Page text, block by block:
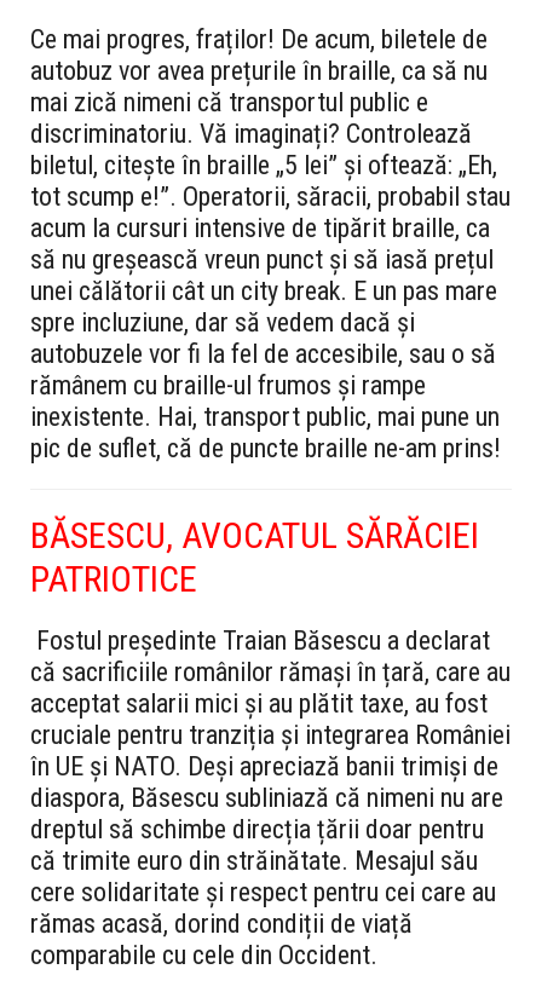
Ce mai progres, fraților! De acum, biletele de
autobuz vor avea prețurile în braille, ca să nu
mai zică nimeni că transportul public e
discriminatoriu. Vă imaginați? Controlează
biletul, citește în braille „5 lei” și oftează: „Eh,
tot scump e!”. Operatorii, săracii, probabil stau
acum la cursuri intensive de tipărit braille, ca
să nu greșească vreun punct și să iasă prețul
unei călătorii cât un city break. E un pas mare
spre incluziune, dar să vedem dacă și
autobuzele vor fi la fel de accesibile, sau o să
rămânem cu braille-ul frumos și rampe
inexistente. Hai, transport public, mai pune un
pic de suflet, că de puncte braille ne-am prins!
BĂSESCU, AVOCATUL SĂRĂCIEI
PATRIOTICE
Fostul președinte Traian Băsescu a declarat
că sacrificiile românilor rămași în țară, care au
acceptat salarii mici și au plătit taxe, au fost
cruciale pentru tranziția și integrarea României
în UE și NATO. Deși apreciază banii trimiși de
diaspora, Băsescu subliniază că nimeni nu are
dreptul să schimbe direcția țării doar pentru
că trimite euro din străinătate. Mesajul său
cere solidaritate și respect pentru cei care au
rămas acasă, dorind condiții de viață
comparabile cu cele din Occident.